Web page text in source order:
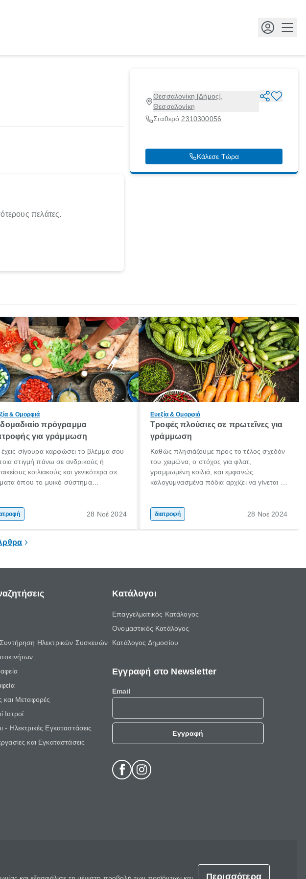
Θεσσαλονίκη [Δήμος],
Θεσσαλονίκη
Σταθερό:2310300056
Κάλεσε Τώρα
πελάτες.
& Ομορφιά
πρόγραμμα
για γράμμωση
σίγουρα καρφώσει το βλέμμα σου
στιγμή πάνω σε ανδρικούς ή
κοιλιακούς και γενικότερα σε
όπου το μυικό σύστημα
28 Νοέ 2024
Ευεξία & Ομορφιά
Τροφές πλούσιες σε πρωτεΐνες για
γράμμωση
Καθώς πλησιάζουμε προς το τέλος σχεδόν
του χειμώνα, ο στόχος για φλατ,
γραμμωμένη κοιλιά, και εμφανώς
καλογυμνασμένα πόδια αρχίζει να γίνεται η
γιατί δεν έβλεπες το 100% του στόχου σου
στον καθρέφτη, όπως τώρα ήρθε η ώρα
διατροφή 28 Νοέ 2024
Ηλεκτρικών Συσκευών
και Μεταφορές
Ιατροί
- Ηλεκτρικές Εγκαταστάσεις
και Εγκαταστάσεις
Κατάλογοι
Επαγγελματικός Κατάλογος
Ονομαστικός Κατάλογος
Κατάλογος Δημοσίου
Εγγραφή στο Newsletter
Email
Εγγραφή
Περισσότερα